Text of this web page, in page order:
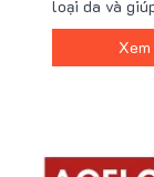
loại da và
cung cấp giá
hấp dẫn,